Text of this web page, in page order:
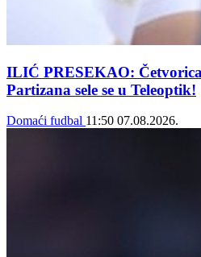
ILIĆ PRESEKAO:
Partizana sele se u Teleoptik!
Domaći fudbal 11:50 07.08.2026.